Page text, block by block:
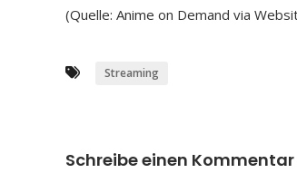
(Quelle: Anime on Demand via
Streaming
Schreibe einen Kommentar